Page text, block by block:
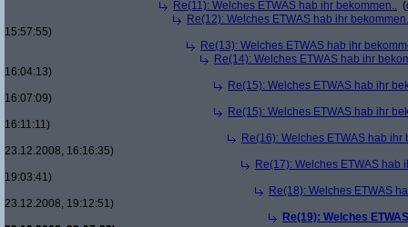
Re(11): Welches ETWAS hab ihr bekommen.. (
Re(12): Welches ETWAS hab ihr
15:57:55)
Re(13): Welches ETWAS hab ihr
Re(14): Welches ETWAS hab ihr
16:04:13)
Re(15): Welches ETWAS hab ihr
16:07:09)
Re(15): Welches ETWAS hab ihr
16:11:11)
Re(16): Welches ETWAS hab ihr
23.12.2008, 16:16:35)
Re(17): Welches ETWAS hab
19:03:41)
Re(18): Welches ETWAS
23.12.2008, 19:12:51)
Re(19): Welches